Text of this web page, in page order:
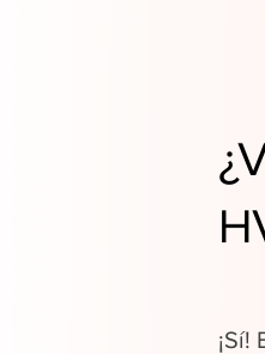
¡Sí!